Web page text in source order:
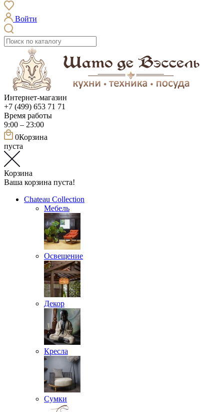
Войти
Интернет-магазин
+7 (499) 653 71 71
Время работы
9:00 – 23:00
0Корзина
пуста
Корзина
Ваша корзина пуста!
Chateau Collection
Мебель
Освещение
Декор
Кресла
Сумки